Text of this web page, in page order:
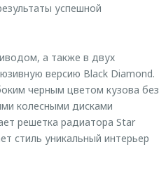
успешной
а также в двух
версию Black Diamond.
черным цветом кузова без
колесными дисками
решетка радиатора Star
стиль уникальный интерьер